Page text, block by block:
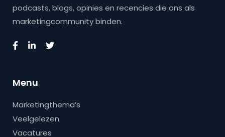
podcasts, blogs, opinies en recencies die ons als
marketingcommunity binden.
Menu
Marketingthema’s
Veelgelezen
Vacatures